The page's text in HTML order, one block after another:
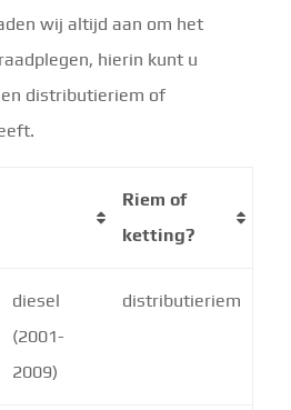
wij altijd aan om het
hierin kunt u
distributieriem of
Riem of
ketting?
diesel
(2001-
2009)
distributieriem